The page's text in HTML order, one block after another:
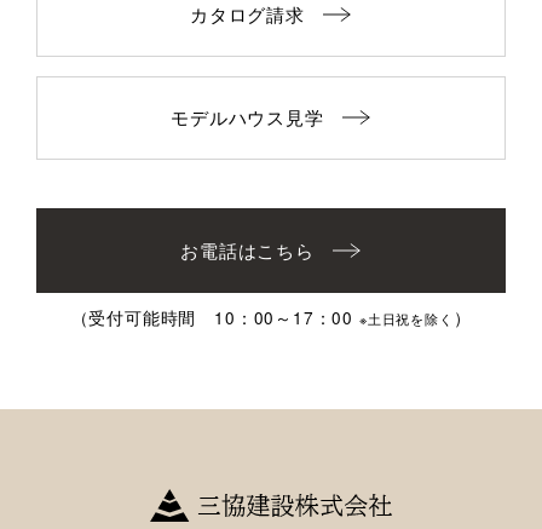
カタログ請求
モデルハウス見学
お電話はこちら
（受付可能時間 10：00～17：00 ※土日祝を除く ）